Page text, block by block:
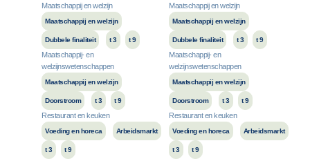
Maatschappij en welzijn
Maatschappij en welzijn
Dubbele finaliteit t 3 t 9
Maatschappij- en
welzijnswetenschappen
Maatschappij en welzijn
Doorstroom t 3 t 9
Restaurant en keuken
Voeding en horeca Arbeidsmarkt
t 3 t 9
Maatschappij en welzijn
Maatschappij en welzijn
Dubbele finaliteit t 3 t 9
Maatschappij- en
welzijnswetenschappen
Maatschappij en welzijn
Doorstroom t 3 t 9
Restaurant en keuken
Voeding en horeca Arbeidsmarkt
t 3 t 9